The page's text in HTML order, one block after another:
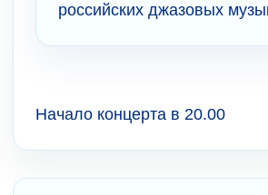
российских джазовых
Начало концерта в 20.00